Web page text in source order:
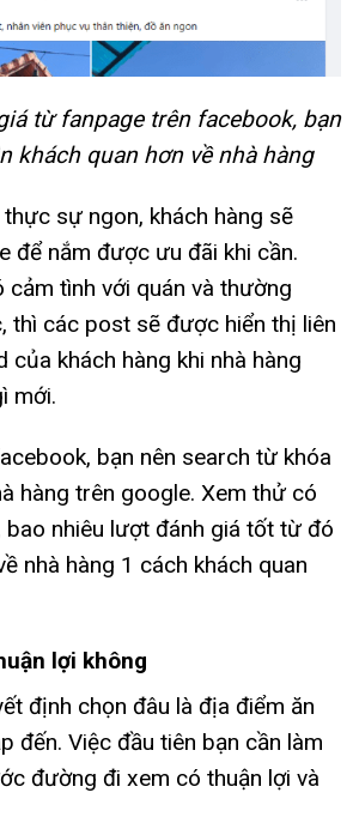
từ fanpage trên facebook, bạn
khách quan hơn về nhà hàng
thực sự ngon, khách hàng sẽ
để nắm được ưu đãi khi cần.
cảm tình với quán và thường
thì các post sẽ được hiển thị liên
của khách hàng khi nhà hàng
mới.
bạn nên search từ khóa
hàng trên google. Xem thử có
bao nhiêu lượt đánh giá tốt từ đó
nhà hàng 1 cách khách quan
lợi không
định chọn đâu là địa điểm ăn
đến. Việc đầu tiên bạn cần làm
đường đi xem có thuận lợi và